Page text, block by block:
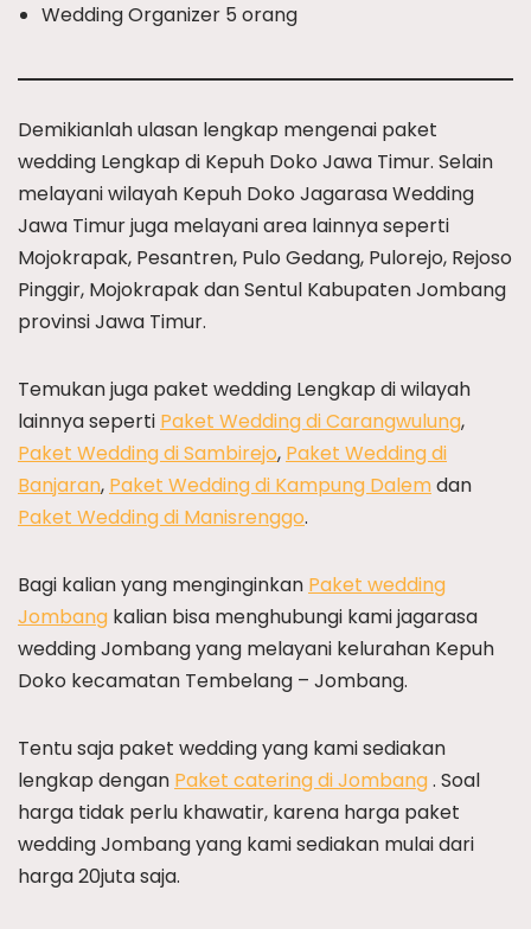
Wedding Organizer 5 orang
Demikianlah ulasan lengkap mengenai paket
wedding Lengkap di Kepuh Doko Jawa Timur. Selain
melayani wilayah Kepuh Doko Jagarasa Wedding
Jawa Timur juga melayani area lainnya seperti
Mojokrapak, Pesantren, Pulo Gedang, Pulorejo, Rejoso
Pinggir, Mojokrapak dan Sentul Kabupaten Jombang
provinsi Jawa Timur.
Temukan juga paket wedding Lengkap di wilayah
lainnya seperti Paket Wedding di Carangwulung,
Paket Wedding di Sambirejo, Paket Wedding di
Banjaran, Paket Wedding di Kampung Dalemdan
Paket Wedding di Manisrenggo.
Bagi kalian yang menginginkan Paket wedding
Jombang kalian bisa menghubungi kami jagarasa
wedding Jombang yang melayani kelurahan Kepuh
Doko kecamatan Tembelang – Jombang.
Tentu saja paket wedding yang kami sediakan
lengkap dengan Paket catering di Jombang. Soal
harga tidak perlu khawatir, karena harga paket
wedding Jombang yang kami sediakan mulai dari
harga 20juta saja.